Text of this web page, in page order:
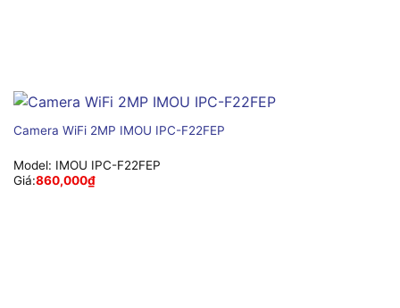
Camera WiFi 2MP IMOU IPC-F22FEP
Model: IMOU IPC-F22FEP
Giá:860,000₫